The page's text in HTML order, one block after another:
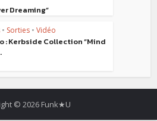
Dreaming”
• Sorties • Vidéo
: Kerbside Collection “Mind
© 2026 Funk★U